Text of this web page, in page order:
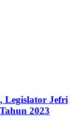
Legislator Jefri
2023